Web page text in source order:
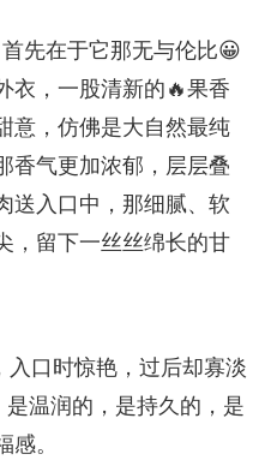
先在于它那无与伦比😀
衣，一股清新的🔥果香
意，仿佛是大自然最纯
香气更加浓郁，层层叠
送入口中，那细腻、软
，留下一丝丝绵长的甘
入口时惊艳，过后却寡淡
是温润的，是持久的，是
。